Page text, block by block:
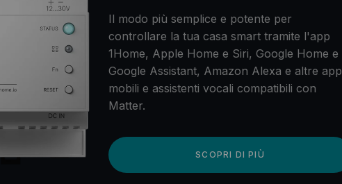
Il modo più semplice e potente per
controllare la tua casa smart tramite l'app
1Home, Apple Home e Siri, Google Home e
Google Assistant, Amazon Alexa e altre app
mobili e assistenti vocali compatibili con
Matter.
SCOPRI DI PIÙ